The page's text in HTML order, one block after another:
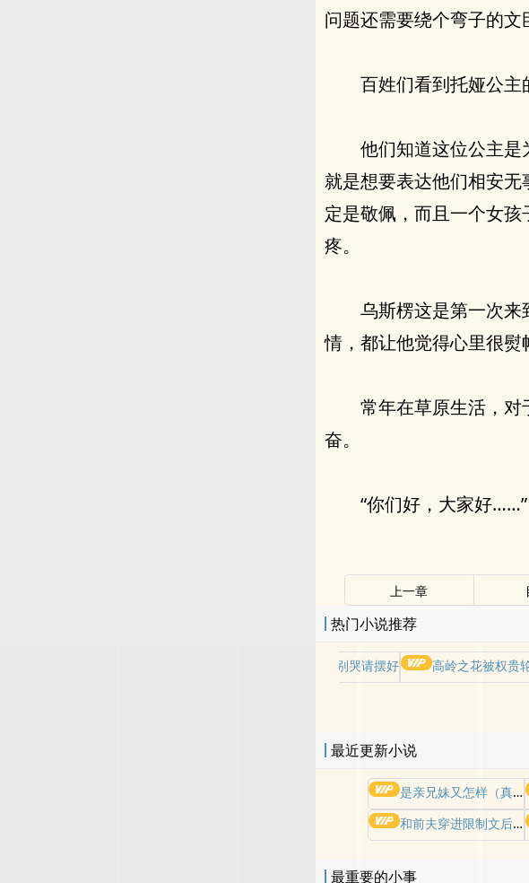
问题还需要绕个弯子的文
百姓们看到托娅公主
他们知道这位公主
就是想要表达他们相安
定是敬佩，而且一个女
疼。
乌斯楞这是第一次
情，都让他觉得心里很熨
常年在草原生活，
奋。
“你们好，大家好……”
上一章
热门小说推荐
老师别哭请摆好 高岭之花被权贵轮
最近更新小说
是亲兄妹又怎样（真骨科）
和前夫穿进限制文后！【NPH】
最重要的小事